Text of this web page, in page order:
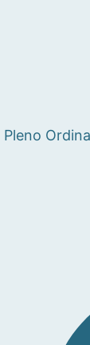
Pleno